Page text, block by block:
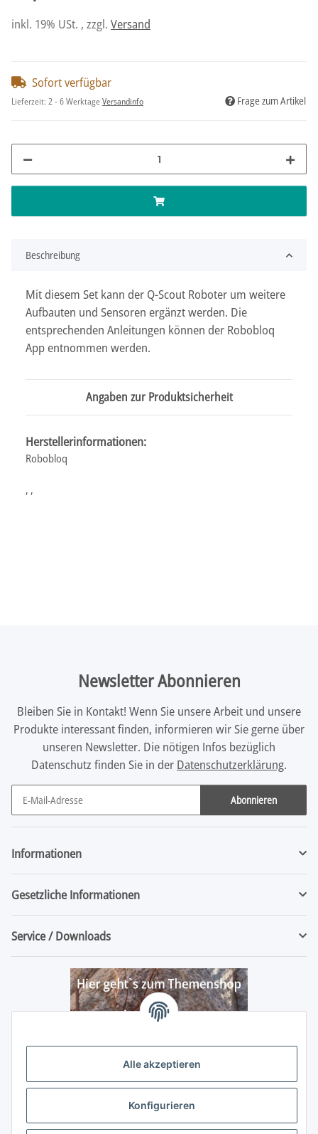
Alle akzeptieren
Konfigurieren
inkl. 19% USt. , zzgl. Versand
Sofort verfügbar
Lieferzeit: 2 - 6 WerktageVersandinfo Frage zum Artikel
Beschreibung
Mit diesem Set kann der Q-Scout Roboter um weitere
Aufbauten und Sensoren ergänzt werden. Die
entsprechenden Anleitungen können der Robobloq
App entnommen werden.
Angaben zur Produktsicherheit
Herstellerinformationen:
Robobloq
, ,
Newsletter Abonnieren
Bleiben Sie in Kontakt! Wenn Sie unsere Arbeit und unsere
Produkte interessant finden, informieren wir Sie gerne über
unseren Newsletter. Die nötigen Infos bezüglich
Datenschutz finden Sie in der Datenschutzerklärung.
Abonnieren
Newsletter Abonnieren
Informationen
Gesetzliche Informationen
Service / Downloads